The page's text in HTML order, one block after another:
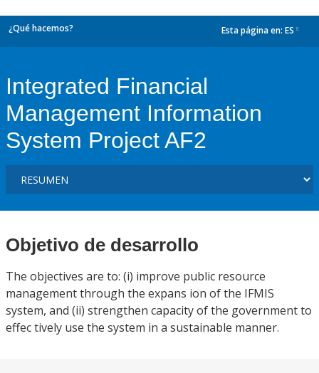
¿Qué hacemos? Esta página en: ES
Integrated Financial
Management Information
System Project AF2
Objetivo de desarrollo
The objectives are to: (i) improve public resource
management through the expans ion of the IFMIS
system, and (ii) strengthen capacity of the government to
effec tively use the system in a sustainable manner.